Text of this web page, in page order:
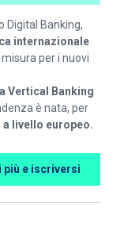
Digital Banking,
internazionale
misura per i nuovi
Vertical Banking
è nata, per
livello europeo.
più e iscriversi